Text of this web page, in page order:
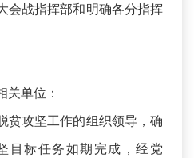
会战指挥部和明确各分指挥
关单位：
贫攻坚工作的组织领导，确
目标任务如期完成，经党